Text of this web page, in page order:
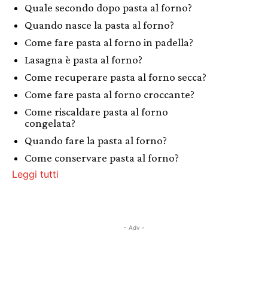
Quale secondo dopo pasta al forno?
Quando nasce la pasta al forno?
Come fare pasta al forno in padella?
Lasagna è pasta al forno?
Come recuperare pasta al forno secca?
Come fare pasta al forno croccante?
Come riscaldare pasta al forno
congelata?
Quando fare la pasta al forno?
Come conservare pasta al forno?
Leggi tutti
- Adv -